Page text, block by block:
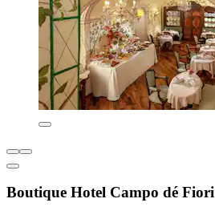
Boutique Hotel Campo dé Fiori